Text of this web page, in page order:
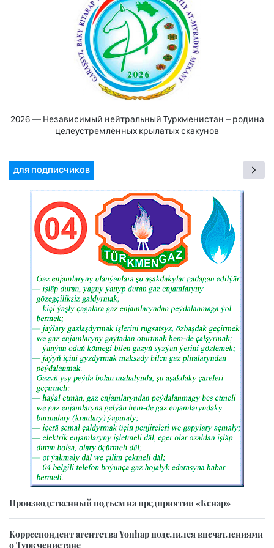
2026 — Независимый нейтральный Туркменистан – родина
целеустремлённых крылатых скакунов
ДЛЯ ПОДПИСЧИКОВ
Производственный подъем на предприятии «Кенар»
Корреспондент агентства Yonhap поделился впечатлениями
о Туркменистане